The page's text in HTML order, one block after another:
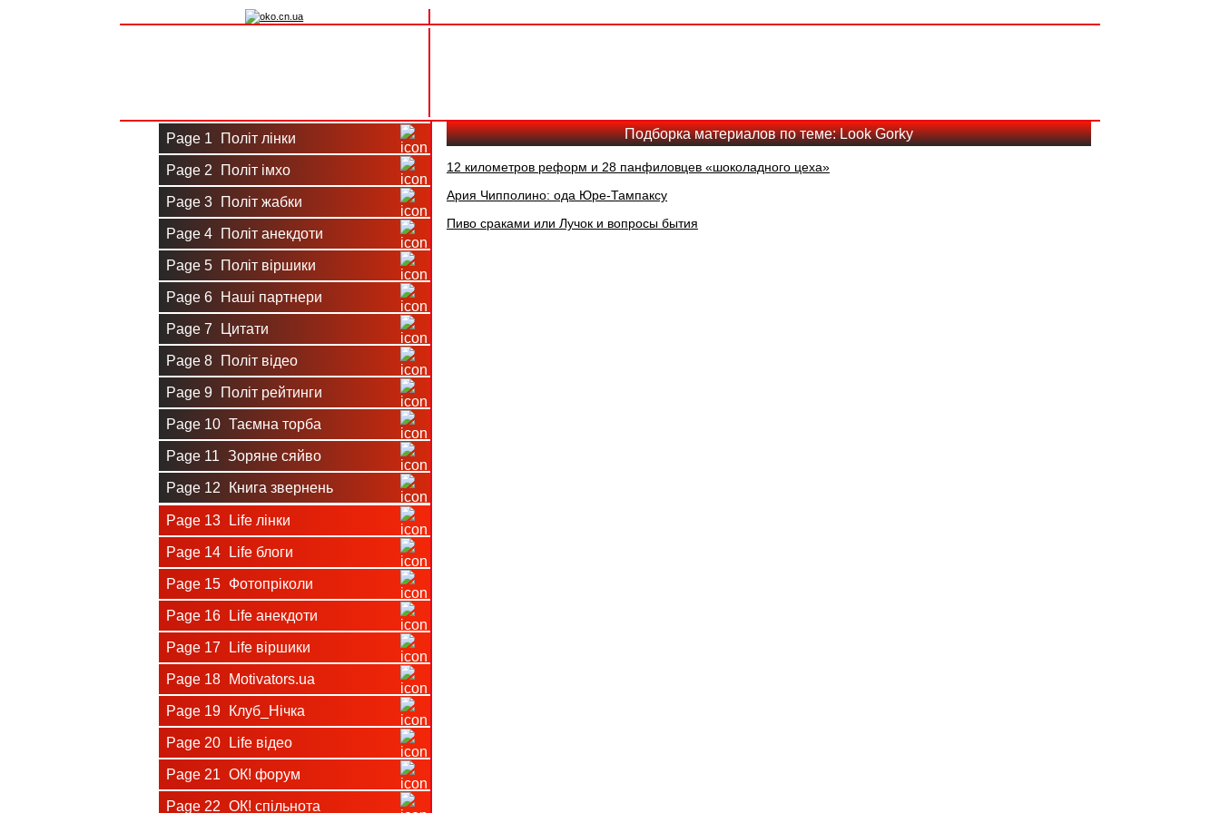
Page 1 Політ лінки
Page 2 Політ імхо
Page 3 Політ жабки
Page 4 Політ анекдоти
Page 5 Політ віршики
Page 6 Наші партнери
Page 7 Цитати
Page 8 Політ відео
Page 9 Політ рейтинги
Page 10 Таємна торба
Page 11 Зоряне сяйво
Page 12 Книга звернень
Page 13 Life лінки
Page 14 Life блоги
Page 15 Фотопріколи
Page 16 Life анекдоти
Page 17 Life віршики
Page 18 Motivators.ua
Page 19 Клуб_Нічка
Page 20 Life відео
Page 21 ОК! форум
Page 22 ОК! спільнота
Подборка материалов по теме: Look Gorky
12 километров реформ и 28 панфиловцев «шоколадного цеха»
Ария Чипполино: ода Юре-Тампаксу
Пиво сраками или Лучок и вопросы бытия